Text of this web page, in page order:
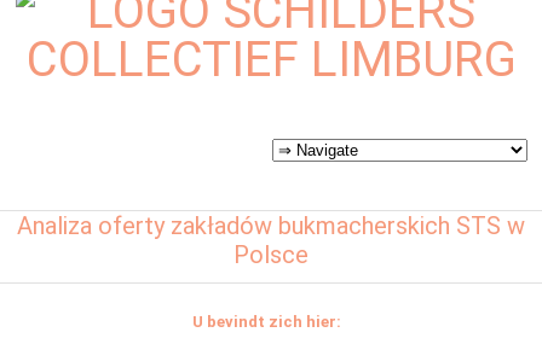
Analiza oferty zakładów bukmacherskich STS w
Polsce
U bevindt zich hier: